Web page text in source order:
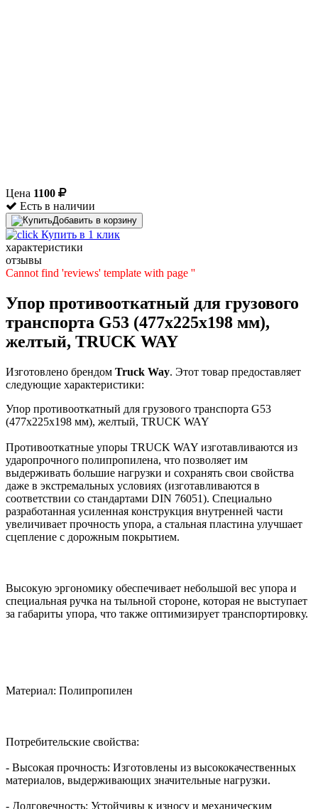
Цена 1100
Есть в наличии
Добавить в корзину
Купить в 1 клик
характеристики
отзывы
Cannot find 'reviews' template with page ''
Упор противооткатный для грузового
транспорта G53 (477х225х198 мм),
желтый, TRUCK WAY
Изготовлено брендом Truck Way. Этот товар предоставляет
следующие характеристики:
Упор противооткатный для грузового транспорта G53
(477х225х198 мм), желтый, TRUCK WAY
Противооткатные упоры TRUCK WAY изготавливаются из
ударопрочного полипропилена, что позволяет им
выдерживать большие нагрузки и сохранять свои свойства
даже в экстремальных условиях (изготавливаются в
соответствии со стандартами DIN 76051). Специально
разработанная усиленная конструкция внутренней части
увеличивает прочность упора, а стальная пластина улучшает
сцепление с дорожным покрытием.
Высокую эргономику обеспечивает небольшой вес упора и
специальная ручка на тыльной стороне, которая не выступает
за габариты упора, что также оптимизирует транспортировку.
Материал: Полипропилен
Потребительские свойства:
- Высокая прочность: Изготовлены из высококачественных
материалов, выдерживающих значительные нагрузки.
- Долговечность: Устойчивы к износу и механическим